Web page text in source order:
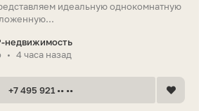
идеальную однокомнатную
• 4 часа назад
+7 495 921 •• ••